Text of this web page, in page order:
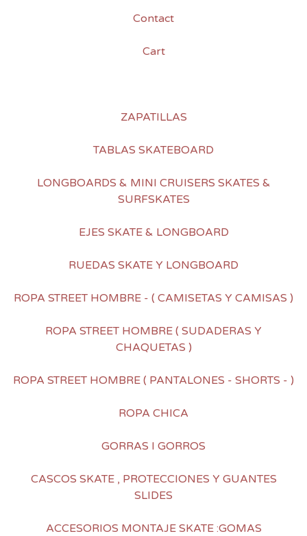
Contact
Cart
ZAPATILLAS
TABLAS SKATEBOARD
LONGBOARDS & MINI CRUISERS SKATES &
SURFSKATES
EJES SKATE & LONGBOARD
RUEDAS SKATE Y LONGBOARD
ROPA STREET HOMBRE - ( CAMISETAS Y CAMISAS )
ROPA STREET HOMBRE ( SUDADERAS Y
CHAQUETAS )
ROPA STREET HOMBRE ( PANTALONES - SHORTS - )
ROPA CHICA
GORRAS I GORROS
CASCOS SKATE , PROTECCIONES Y GUANTES
SLIDES
ACCESORIOS MONTAJE SKATE :GOMAS